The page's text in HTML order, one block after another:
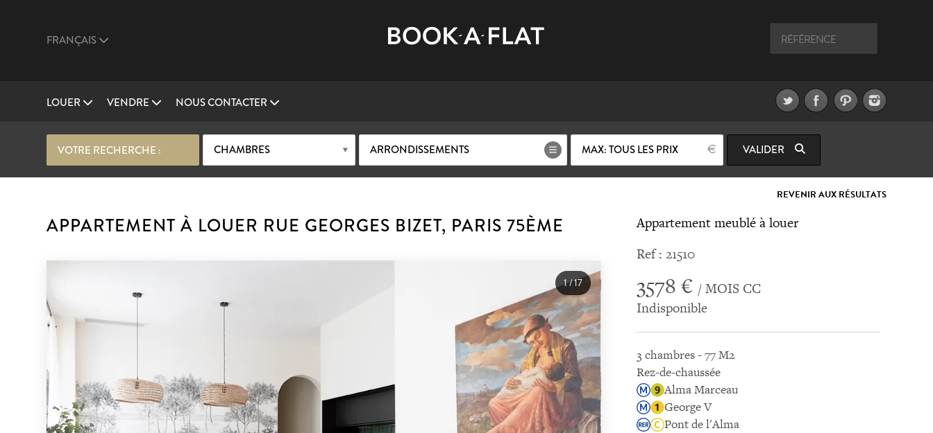
FRANÇAIS
LOUER VENDRE NOUS CONTACTER
VOTRE RECHERCHE : CHAMBRES ARRONDISSEMENTS MAX: TOUS LES PRIX VALIDER
REVENIR AUX RÉSULTATS
APPARTEMENT À LOUER RUE GEORGES BIZET, PARIS 75ÈME
1/17
Appartement meublé à louer
Ref : 21510
3578 € / MOIS CC
Indisponible
3 chambres - 77 M2
Rez-de-chaussée
Alma Marceau
George V
Pont de l'Alma